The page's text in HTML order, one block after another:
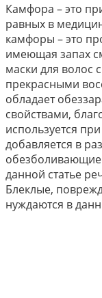
Камфора – это
равных в
камфоры – это
имеющая запах
маски для
прекрасными
обладает
свойствами,
используется
добавляется в
данной статье
Блеклые,
нуждаются в